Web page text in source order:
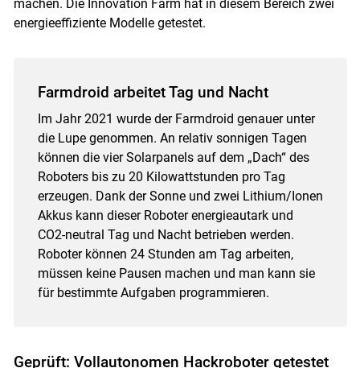
machen. Die Innovation Farm hat in diesem Bereich zwei
energieeffiziente Modelle getestet.
Farmdroid arbeitet Tag und Nacht
Im Jahr 2021 wurde der Farmdroid genauer unter
die Lupe genommen. An relativ sonnigen Tagen
können die vier Solarpanels auf dem „Dach“ des
Roboters bis zu 20 Kilowattstunden pro Tag
erzeugen. Dank der Sonne und zwei Lithium/Ionen
Akkus kann dieser Roboter energieautark und
CO2-neutral Tag und Nacht betrieben werden.
Roboter können 24 Stunden am Tag arbeiten,
müssen keine Pausen machen und man kann sie
für bestimmte Aufgaben programmieren.
Geprüft: Vollautonomen Hackroboter getestet